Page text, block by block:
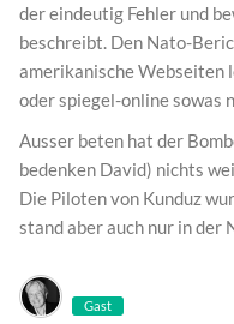
der eindeutig Fehler und
beschreibt. Den Nato-
amerikanische Webseiten
oder spiegel-online sowas
Ausser beten hat der
bedenken David) nichts
Die Piloten von Kunduz
stand aber auch nur in der
Gast